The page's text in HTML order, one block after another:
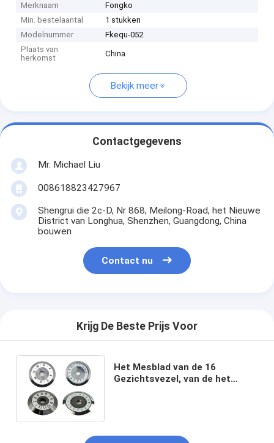
Merknaam
Fongko
Min. bestelaantal
1 stukken
Modelnummer
Fkequ-052
Plaats van
herkomst
China
Bekijk meer
Contactgegevens
Mr. Michael Liu
008618823427967
Shengrui die 2c-D, Nr 868, Meilong-Road, het Nieuwe
District van Longhua, Shenzhen, Guangdong, China
bouwen
Contact nu
Krijg De Beste Prijs Voor
Het Mesblad van de 16
Gezichtsvezel, van de het